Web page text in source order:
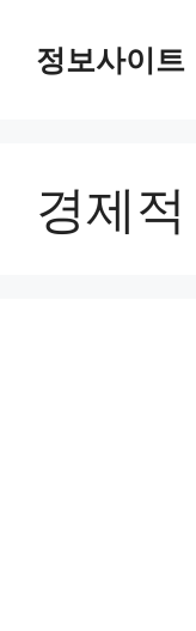
content정보사이트
경제